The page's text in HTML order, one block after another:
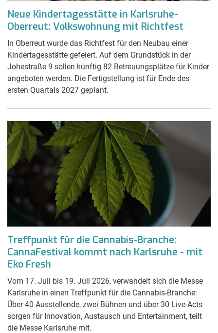
Neue Kindertagesstätte in Karlsruhe-
Oberreut: Volkswohnung mit Richtfest
In Oberreut wurde das Richtfest für den Neubau einer
Kindertagesstätte gefeiert. Auf dem Grundstück in der
Johestraße 9 sollen künftig 82 Betreuungsplätze für Kinder
angeboten werden. Die Fertigstellung ist für Ende des
ersten Quartals 2027 geplant.
Treffpunkt für die Cannabis-Branche:
CannaFestival kommt nach Karlsruhe - mit
Eko Fresh
Vom 17. Juli bis 19. Juli 2026, verwandelt sich die Messe
Karlsruhe in einen Treffpunkt für die Cannabis-Branche:
Über 40 Ausstellende, zwei Bühnen und über 30 Live-Acts
sorgen für Innovation, Austausch und Entertainment, teilt
die Messe Karlsruhe mit.